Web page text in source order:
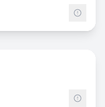
14